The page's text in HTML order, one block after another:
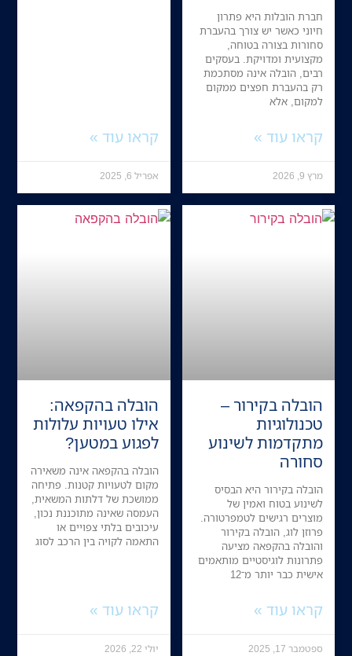
חברת הובלות היא פתרון
חיוני כאשר יש צורך בהעברת
סחורות בצורה בטוחה,
מקצועית ומדויקת. בעסקים
רבים, הובלה אינה מסתכמת
רק בהעברת חפצים ממקום
למקום, אלא
קראו עוד »
מרץ 9, 2026
קראו עוד »
אפריל 6, 2025
הובלה בקירור –
טכנולוגיות
מתקדמות לשינוע
סחורה
הובלה בקירור היא הבסיס
לשינוע בטוח ואמין של
מוצרים רגישים לטמפרטורה.
פרוזן לוג, הובלה בקירור
והובלה בהקפאה מציעה
פתרונות לוגיסטיים מותאמים
אישית כבר יותר מ־12
קראו עוד »
ספטמבר 17, 2025
הובלה בהקפאה:
אילו טעויות עלולות
לפגוע במטען?
הובלה בהקפאה אינה משאירה
מקום לטעויות קטנות. פתיחה
ממושכת של דלתות המשאית,
העמסה שאינה מתוכננת נכון,
עיכובים בלתי צפויים או
התאמה לקויה בין הרכב לסוג
קראו עוד »
יולי 22, 2026